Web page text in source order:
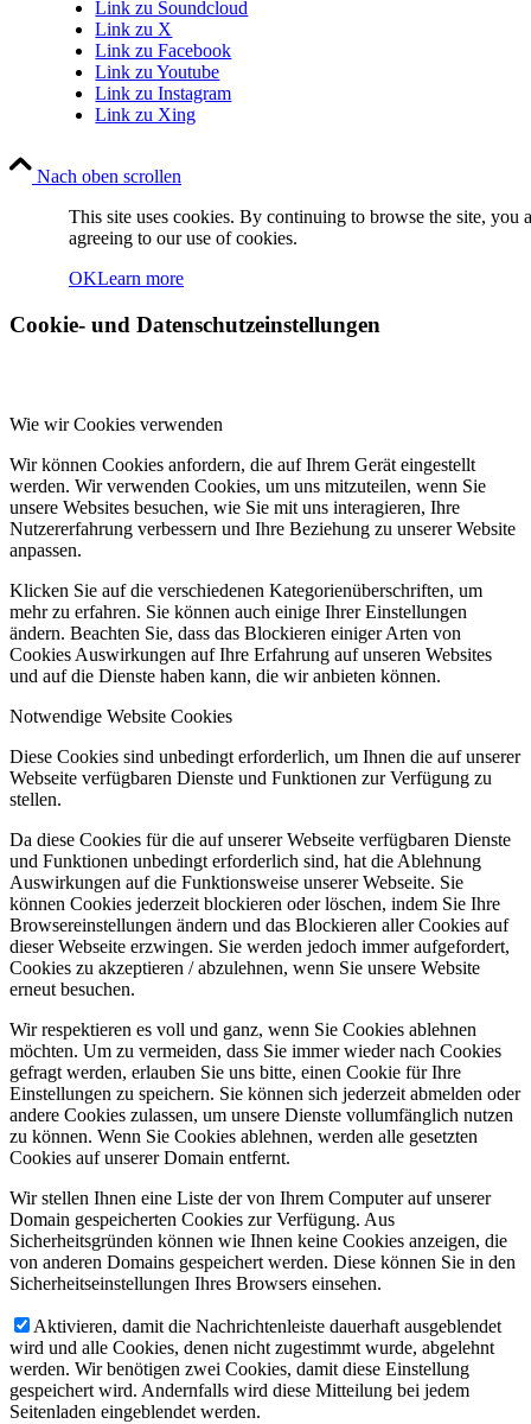
Link zu Soundcloud
Link zu X
Link zu Facebook
Link zu Youtube
Link zu Instagram
Link zu Xing
Nach oben scrollen
This site uses cookies. By continuing to browse the site, you
agreeing to our use of cookies.
OKLearn more
Cookie- und Datenschutzeinstellungen
Wie wir Cookies verwenden
Wir können Cookies anfordern, die auf Ihrem Gerät eingestellt
werden. Wir verwenden Cookies, um uns mitzuteilen, wenn Sie
unsere Websites besuchen, wie Sie mit uns interagieren, Ihre
Nutzererfahrung verbessern und Ihre Beziehung zu unserer Website
anpassen.
Klicken Sie auf die verschiedenen Kategorienüberschriften, um
mehr zu erfahren. Sie können auch einige Ihrer Einstellungen
ändern. Beachten Sie, dass das Blockieren einiger Arten von
Cookies Auswirkungen auf Ihre Erfahrung auf unseren Websites
und auf die Dienste haben kann, die wir anbieten können.
Notwendige Website Cookies
Diese Cookies sind unbedingt erforderlich, um Ihnen die auf unserer
Webseite verfügbaren Dienste und Funktionen zur Verfügung zu
stellen.
Da diese Cookies für die auf unserer Webseite verfügbaren Dienste
und Funktionen unbedingt erforderlich sind, hat die Ablehnung
Auswirkungen auf die Funktionsweise unserer Webseite. Sie
können Cookies jederzeit blockieren oder löschen, indem Sie Ihre
Browsereinstellungen ändern und das Blockieren aller Cookies auf
dieser Webseite erzwingen. Sie werden jedoch immer aufgefordert,
Cookies zu akzeptieren / abzulehnen, wenn Sie unsere Website
erneut besuchen.
Wir respektieren es voll und ganz, wenn Sie Cookies ablehnen
möchten. Um zu vermeiden, dass Sie immer wieder nach Cookies
gefragt werden, erlauben Sie uns bitte, einen Cookie für Ihre
Einstellungen zu speichern. Sie können sich jederzeit abmelden oder
andere Cookies zulassen, um unsere Dienste vollumfänglich nutzen
zu können. Wenn Sie Cookies ablehnen, werden alle gesetzten
Cookies auf unserer Domain entfernt.
Wir stellen Ihnen eine Liste der von Ihrem Computer auf unserer
Domain gespeicherten Cookies zur Verfügung. Aus
Sicherheitsgründen können wie Ihnen keine Cookies anzeigen, die
von anderen Domains gespeichert werden. Diese können Sie in den
Sicherheitseinstellungen Ihres Browsers einsehen.
Aktivieren, damit die Nachrichtenleiste dauerhaft ausgeblendet
wird und alle Cookies, denen nicht zugestimmt wurde, abgelehnt
werden. Wir benötigen zwei Cookies, damit diese Einstellung
gespeichert wird. Andernfalls wird diese Mitteilung bei jedem
Seitenladen eingeblendet werden.